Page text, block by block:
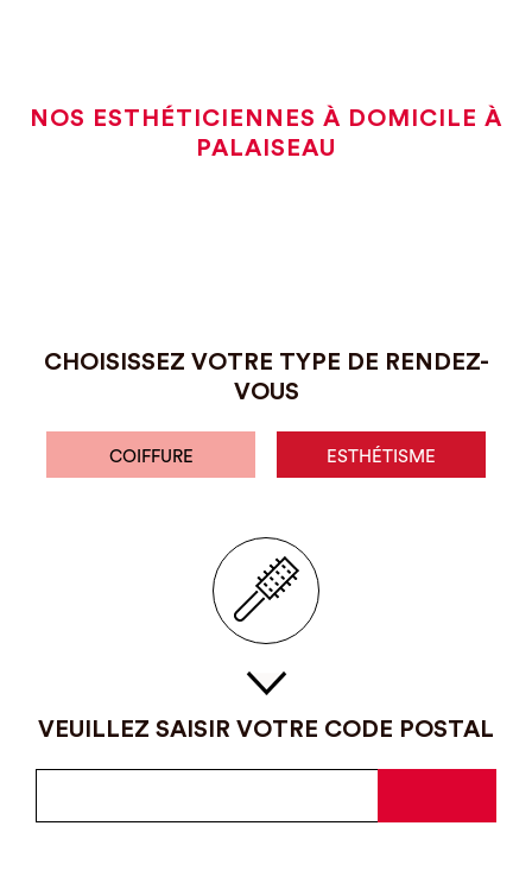
NOS ESTHÉTICIENNES À DOMICILE À
PALAISEAU
CHOISISSEZ VOTRE TYPE DE RENDEZ-
VOUS
COIFFURE ESTHÉTISME
VEUILLEZ SAISIR VOTRE CODE POSTAL